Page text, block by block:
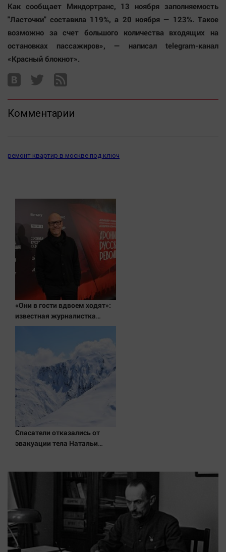
Как сообщает Миндортранс, 13 ноября заполняемость
"Ласточки" составила 119%, а 20 ноября — 123%. Такое
возможно за счет большого количества входящих на
остановках пассажиров», — написал telegram-канал
«Красный блокнот».
Комментарии
ремонт квартир в москве под ключ
«Они в гости вдвоем ходят»:
известная журналистка
подтвердила роман
Спасатели отказались от
эвакуации тела Натальи